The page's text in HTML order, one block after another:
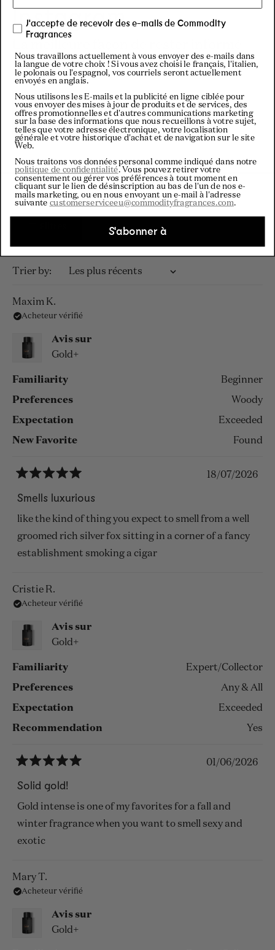
Instagram
de ce qui se passe à Commodity.
Visitez notre
Instagram
Trier
Maxim K.
Acheteur vérifié
Avis sur
Gold+
Familiarity Beginner
Preferences Woody
Expectation Exceeded
New Favorite Found
5
sur
5
étoiles
18/07/2026
Smells luxurious
like the kind of thing you expect to smell from a well
groomed rich silver fox sitting in a corner of a fancy
establishment smoking a cigar
Cristie R.
Acheteur vérifié
Avis sur
Gold+
Familiarity Expert/Collector
Preferences Any & All
Expectation Exceeded
Recommendation Yes
5
sur
5
étoiles
01/06/2026
Solid gold!
Gold intense is one of my favorites for a fall and
winter fragrance when you want to smell sexy and
exotic
Mary T.
Acheteur vérifié
Avis sur
Gold+
Chargement...
J'accepte de recevoir des e-mails de Commodity
Fragrances
Nous travaillons actuellement à vous envoyer des e-mails dans
la langue de votre choix ! Si vous avez choisi le français, l'italien,
le polonais ou l'espagnol, vos courriels seront actuellement
envoyés en anglais.
Nous utilisons les E-mails et la publicité en ligne ciblée pour
vous envoyer des mises à jour de produits et de services, des
offres promotionnelles et d'autres communications marketing
sur la base des informations que nous recueillons à votre sujet,
telles que votre adresse électronique, votre localisation
générale et votre historique d'achat et de navigation sur le site
Web.
Nous traitons vos données personal comme indiqué dans notre
politique de confidentialité. Vous pouvez retirer votre
consentement ou gérer vos préférences à tout moment en
cliquant sur le lien de désinscription au bas de l'un de nos e-
mails marketing, ou en nous envoyant un e-mail à l'adresse
suivante customerserviceeu@commodityfragrances.com.
S'abonner à